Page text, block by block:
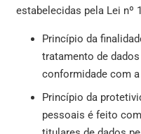
estabelecidas pela Lei nº
Princípio da
tratamento de
conformidade com a
Princípio da
pessoais é feito